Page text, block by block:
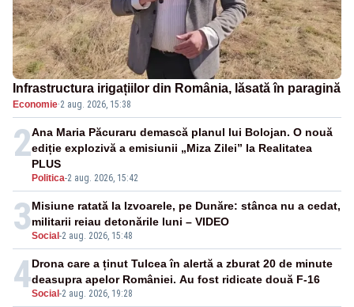
Infrastructura irigațiilor din România, lăsată în paragină
Economie·2 aug. 2026, 15:38
2
Politica-2 aug. 2026, 15:42
Ana Maria Păcuraru demască planul lui Bolojan. O nouă
ediție explozivă a emisiunii „Miza Zilei” la Realitatea
PLUS
3Social -2 aug. 2026, 15:48
Misiune ratată la Izvoarele, pe Dunăre: stânca nu a cedat,
militarii reiau detonările luni – VIDEO
4Social -2 aug. 2026, 19:28
Drona care a ținut Tulcea în alertă a zburat 20 de minute
deasupra apelor României. Au fost ridicate două F-16